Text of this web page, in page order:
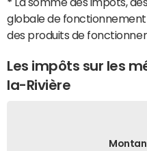
globale de
des produits de
Les impôts sur les
la-Rivière